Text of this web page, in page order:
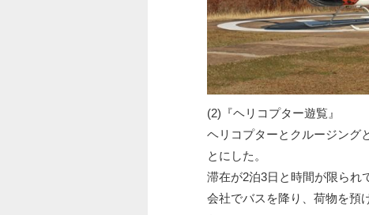
(2)『ヘリコプター遊覧』
ヘリコプターとクルージング
とにした。
滞在が2泊3日と時間が限られ
会社でバスを降り、荷物を預